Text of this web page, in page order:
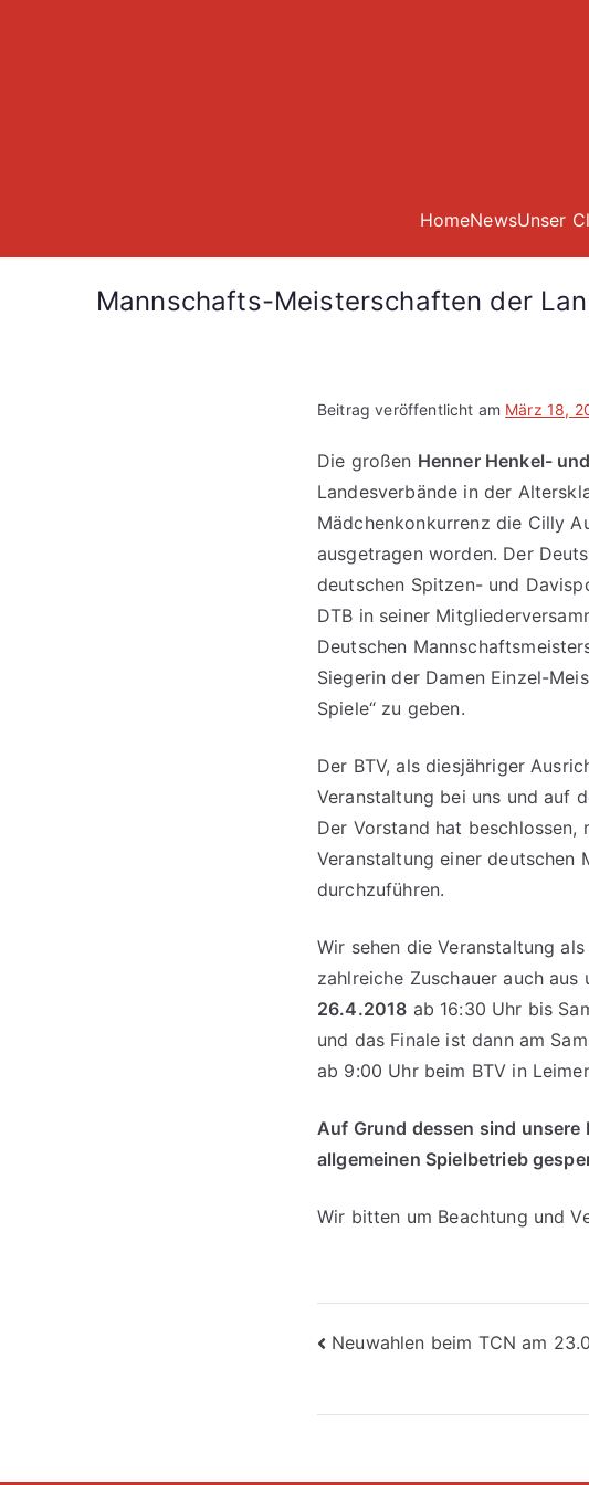
HomeNewsUnser
Mannschafts-Meisterschaften der
Beitrag veröffentlicht am März 18,
Die großen Henner Henkel-
Landesverbände in der
Mädchenkonkurrenz die Cilly
ausgetragen worden. Der
deutschen Spitzen- und
DTB in seiner
Deutschen
Siegerin der Damen Einzel-
Spiele“ zu geben.
Der BTV, als diesjähriger
Veranstaltung bei uns und auf
Der Vorstand hat
Veranstaltung einer deutschen
durchzuführen.
Wir sehen die Veranstaltung
zahlreiche Zuschauer auch
26.4.2018 ab 16:30 Uhr bis
und das Finale ist dann am
ab 9:00 Uhr beim BTV in
Auf Grund dessen sind
allgemeinen Spielbetrieb
Wir bitten um Beachtung und
Neuwahlen beim TCN am